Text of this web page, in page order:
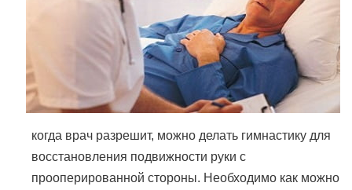
когда врач разрешит, можно делать гимнастику для
восстановления подвижности руки с
прооперированной стороны. Необходимо как можно